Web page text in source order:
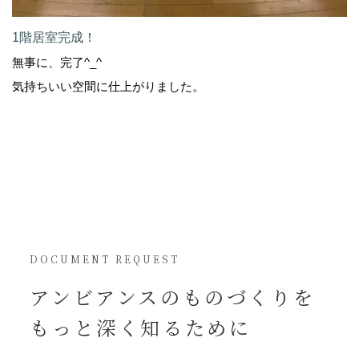
1階居室完成！
無事に、完了^_^
気持ちいい空間に仕上がりました。
DOCUMENT REQUEST
アンビアンスの ものづくりを
もっと深く知るために